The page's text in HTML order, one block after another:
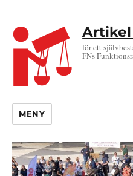
Artikel
för ett
FNs
MENY